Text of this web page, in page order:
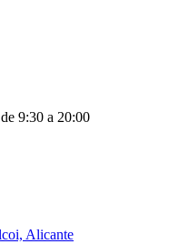
9:30 a 20:00
Alicante